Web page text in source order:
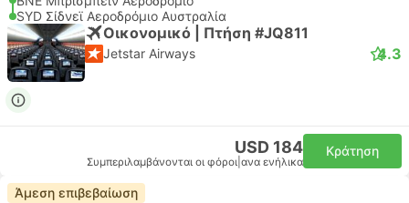
SYD Σίδνεϊ Αεροδρόμιο Αυστραλία
Οικονομικό | Πτήση #JQ811
Jetstar Airways 4.3
USD 184
Συμπεριλαμβάνονται οι φόροι ανα ενήλικα
Κράτηση
Άμεση επιβεβαίωση